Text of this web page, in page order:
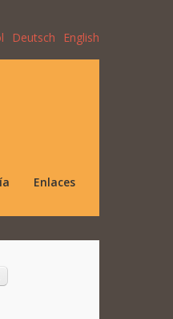
Deutsch English
Enlaces